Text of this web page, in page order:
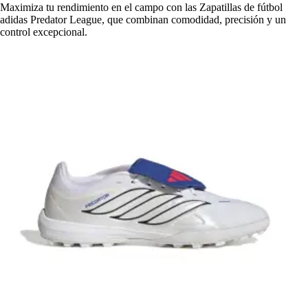
Maximiza tu rendimiento en el campo con las Zapatillas de fútbol
adidas Predator League, que combinan comodidad, precisión y un
control excepcional.